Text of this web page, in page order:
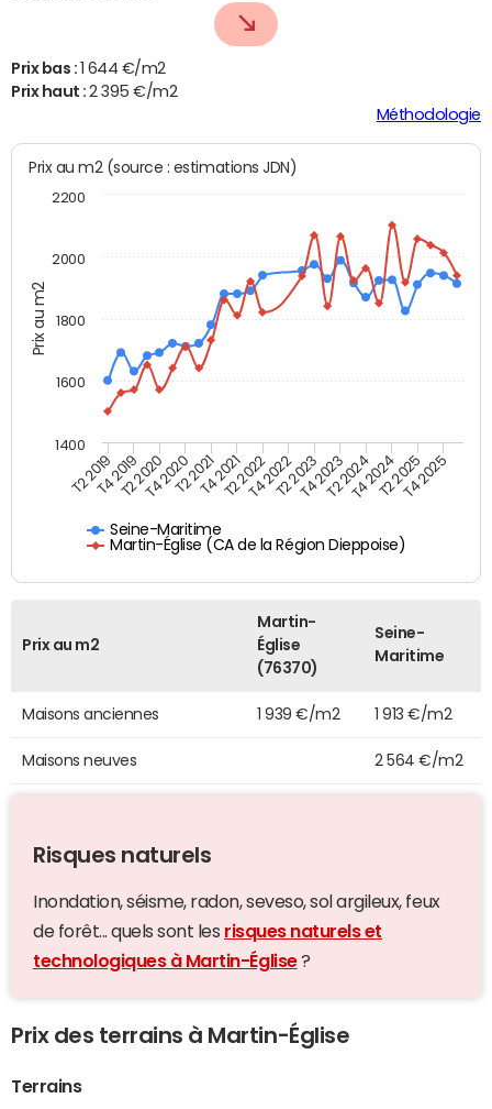
Prix bas :
1 644 €/m2
Prix haut :2 395 €/m2
Méthodologie
Prix au m2
Prix au m2 (source : estimations JDN)
Seine-Maritime
Martin-Église (CA de la Région Dieppoise)
T2 2019T4 2019T2 2020T4 2020T2 2021T4 2021T2 2022T4 2022T2 2023T4 2023T2 2024T4 2024T2 2025T4 2025
1400
1600
1800
2000
2200
Prix au m2
Martin-
Église
(76370)
Seine-
Maritime
Maisons anciennes 1 939 €/m2 1 913 €/m2
Maisons neuves 2 564 €/m2
Risques naturels
Inondation, séisme, radon, seveso, sol argileux, feux
de forêt... quels sont les risques naturels et
technologiques à Martin-Église?
Prix des terrains à Martin-Église
Terrains